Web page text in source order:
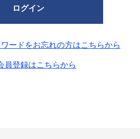
ログイン
ードをお忘れの方はこちらから
員登録はこちらから